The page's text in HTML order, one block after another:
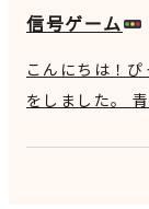
信号ゲーム
こんにちは！
をしました。